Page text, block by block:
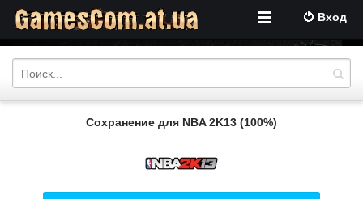
Вход
Сохранение для NBA 2K13 (100%)